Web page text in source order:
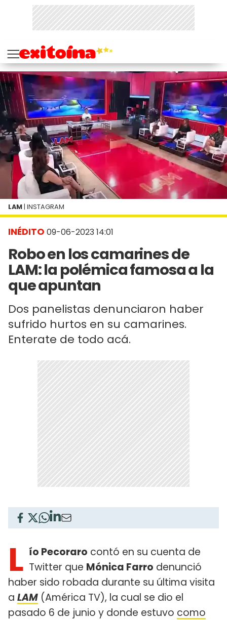
INÉDITO 09-06-2023 14:01
Robo en los camarines de
LAM: la polémica famosa a la
que apuntan
Dos panelistas denunciaron haber
sufrido hurtos en su camarines.
Enterate de todo acá.
LAM | INSTAGRAM
L ío Pecoraro contó en su cuenta de
Twitter que Mónica Farro denunció
haber sido robada durante su última visita
a LAM (América TV), la cual se dio el
pasado 6 de junio y donde estuvo como